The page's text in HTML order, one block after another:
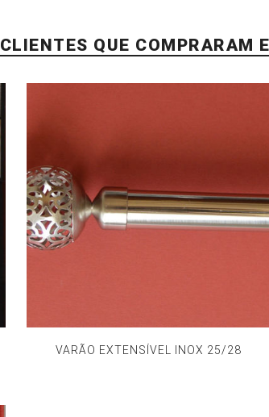
CLIENTES QUE COMPRARAM
VARÃO EXTENSÍVEL INOX 25/28